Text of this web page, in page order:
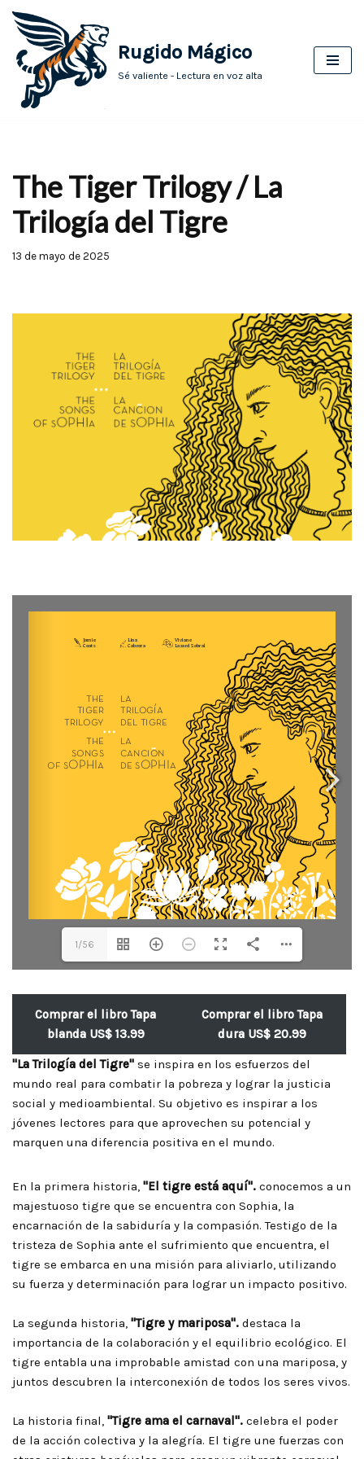
Saltar
al
contenido
Rugido Mágico
Sé valiente - Lectura en voz alta
The Tiger Trilogy / La
Trilogía del Tigre
13 de mayo de 2025
1/56
Comprar el libro Tapa
blanda US$ 13.99
Comprar el libro Tapa
dura US$ 20.99
"La Trilogía del Tigre" se inspira en los esfuerzos del
mundo real para combatir la pobreza y lograr la justicia
social y medioambiental. Su objetivo es inspirar a los
jóvenes lectores para que aprovechen su potencial y
marquen una diferencia positiva en el mundo.
En la primera historia, "El tigre está aquí". conocemos a un
majestuoso tigre que se encuentra con Sophia, la
encarnación de la sabiduría y la compasión. Testigo de la
tristeza de Sophia ante el sufrimiento que encuentra, el
tigre se embarca en una misión para aliviarlo, utilizando
su fuerza y determinación para lograr un impacto positivo.
La segunda historia, "Tigre y mariposa". destaca la
importancia de la colaboración y el equilibrio ecológico. El
tigre entabla una improbable amistad con una mariposa, y
juntos descubren la interconexión de todos los seres vivos.
La historia final, "Tigre ama el carnaval". celebra el poder
de la acción colectiva y la alegría. El tigre une fuerzas con